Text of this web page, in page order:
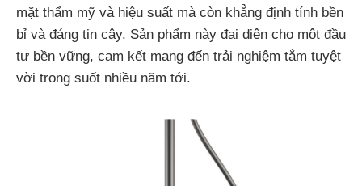
mặt thẩm mỹ và hiệu suất mà còn khẳng định tính bền
bỉ và đáng tin cậy. Sản phẩm này đại diện cho một đầu
tư bền vững, cam kết mang đến trải nghiệm tắm tuyệt
vời trong suốt nhiều năm tới.